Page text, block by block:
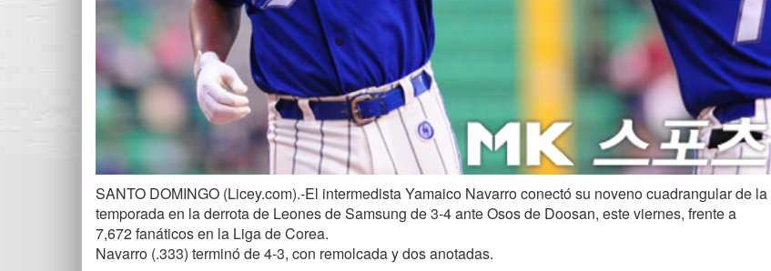
SANTO DOMINGO (Licey.com).-El intermedista Yamaico Navarro conectó su noveno cuadrangular de la
temporada en la derrota de Leones de Samsung de 3-4 ante Osos de Doosan, este viernes, frente a
7,672 fanáticos en la Liga de Corea.
Navarro (.333) terminó de 4-3, con remolcada y dos anotadas.